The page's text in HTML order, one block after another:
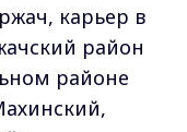
карьер в
район
районе